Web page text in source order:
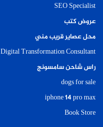
SEO Specialist
عروض كتب
محل عصاير قريب مني
Digital Transformation Consultant
راس شاحن سامسونج
dogs for sale
iphone 14 pro max
Book Store